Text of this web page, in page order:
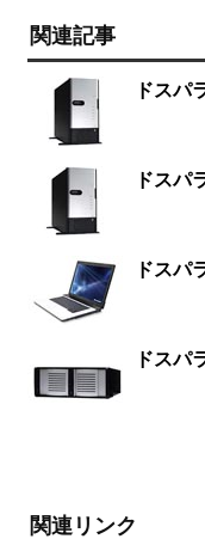
関連記事
ドスパ
ドスパ
ドスパ
ドスパ
関連リンク